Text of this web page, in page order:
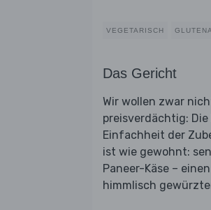
VEGETARISCH
Das Gericht
Wir wollen zwar
preisverdächtig:
Einfachheit der
ist wie gewohnt:
Paneer-Käse –
himmlisch